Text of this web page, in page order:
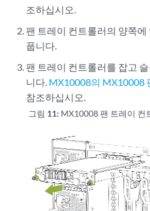
조하십시오.
팬 트레이 컨트롤러의 양쪽
풉니다.
팬 트레이 컨트롤러를 잡고
니다. MX10008의 MX10008
참조하십시오.
그림 11: MX10008 팬 트레이 컨